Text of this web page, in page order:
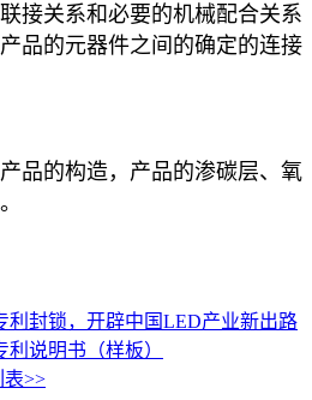
接关系和必要的机械配合关系
品的元器件之间的确定的连接
的构造，产品的渗碳层、氧
利封锁，开辟中国LED产业新出路
利说明书（样板）
表>>